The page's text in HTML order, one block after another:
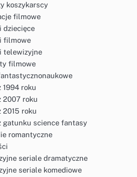
koszykarscy
filmowe
dziecięce
filmowe
telewizyjne
filmowe
roku
2007 roku
2015 roku
gatunku science fantasy
romantyczne
seriale dramatyczne
seriale komediowe